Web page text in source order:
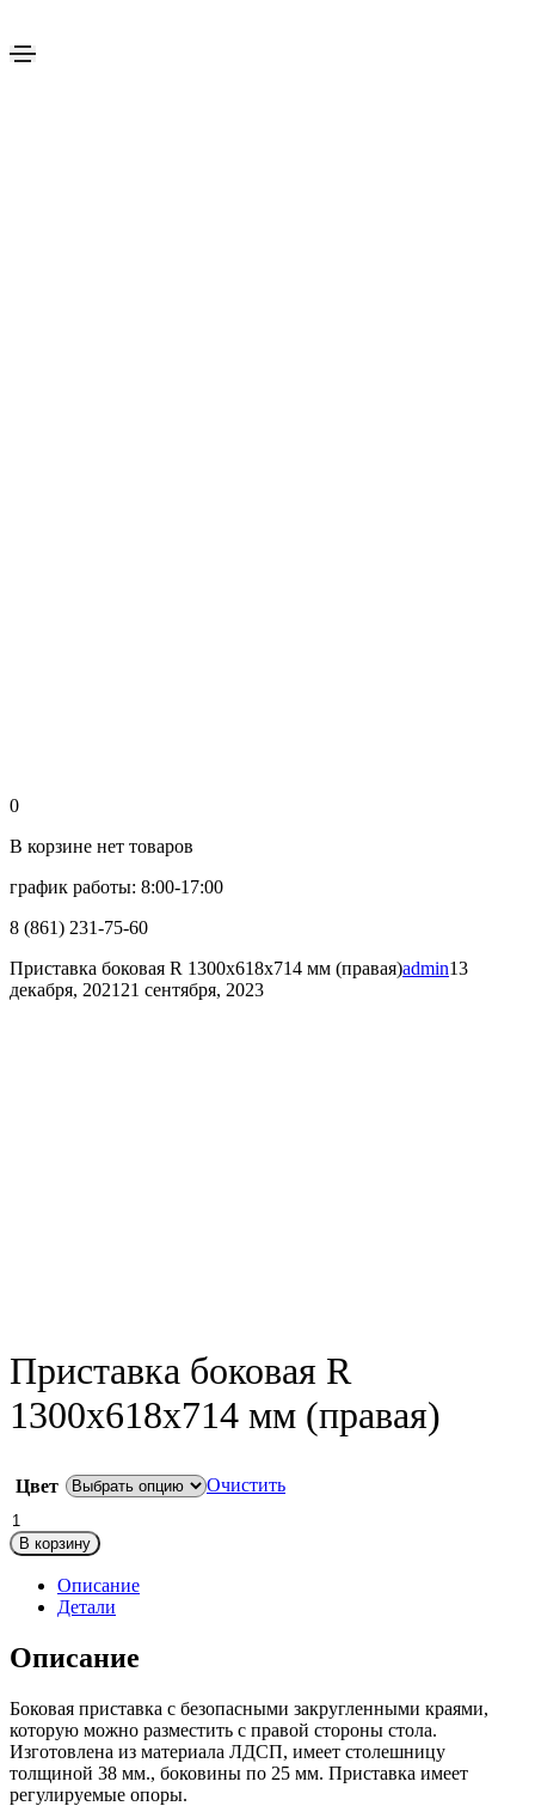
0
В корзине нет товаров
график работы: 8:00-17:00
8 (861) 231-75-60
Приставка боковая R 1300х618х714 мм (правая)admin13
декабря, 2021 21 сентября, 2023
Приставка боковая R
1300х618х714 мм (правая)
Цвет
Очистить
Количество
товара
Приставка
боковая
мм
(правая)
В корзину
Описание
Детали
Описание
Боковая приставка с безопасными закругленными краями,
которую можно разместить с правой стороны стола.
Изготовлена из материала ЛДСП, имеет столешницу
толщиной 38 мм., боковины по 25 мм. Приставка имеет
регулируемые опоры.